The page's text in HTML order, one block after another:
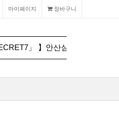
장바구니
마이페이지